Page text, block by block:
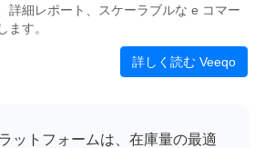
詳細レポート、スケーラブルな e コマー
ます。
詳しく読む Veeqo
ットフォームは、在庫量の最適